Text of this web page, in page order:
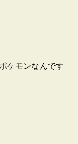
ケモンなんです